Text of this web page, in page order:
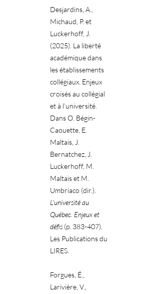
Desjardins, A.,
Michaud, P. et
Luckerhoff, J.
(2025). La liberté
académique dans
les établissements
collégiaux. Enjeux
croisés au collégial
et à l’université.
Dans O. Bégin-
Caouette, E.
Maltais, J.
Bernatchez, J.
Luckerhoff, M.
Maltais et M.
Umbriaco (dir.).
L’université au
Québec. Enjeux et
défis (p. 383-407).
Les Publications du
LIRES.
Forgues, É.,
Larivière, V.,